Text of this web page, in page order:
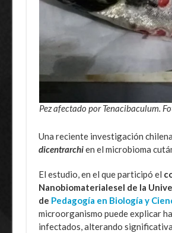
Pez afectado por Tenacibaculum.
Una reciente investigación
dicentrarchien el microbioma
El estudio, en el que participó el
Nanobiomaterialesel de la
de Pedagogía en Biología y
microorganismo puede explicar
infectados, alterando